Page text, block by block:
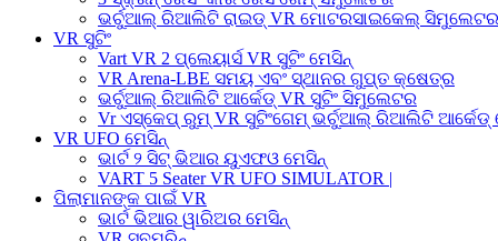
ଭର୍ଚୁଆଲ୍ ରିଆଲିଟି ରାଇଡ୍ VR ମୋଟରସାଇକେଲ୍ ସିମୁଲେଟର
VR ସୁଟିଂ
Vart VR 2 ପ୍ଲେୟାର୍ସ VR ସୁଟିଂ ମେସିନ୍
VR Arena-LBE ସମୟ ଏବଂ ସ୍ଥାନର ଗୁପ୍ତ କ୍ଷେତ୍ର
ଭର୍ଚୁଆଲ୍ ରିଆଲିଟି ଆର୍କେଡ୍ VR ସୁଟିଂ ସିମୁଲେଟର
Vr ଏସ୍କେପ୍ ରୁମ୍ VR ସୁଟିଂଗେମ୍ ଭର୍ଚୁଆଲ୍ ରିଆଲିଟି ଆର୍କେଡ୍
VR UFO ମେସିନ୍
ଭାର୍ଟ ୨ ସିଟ୍ ଭିଆର ୟୁଏଫଓ ମେସିନ୍
VART 5 Seater VR UFO SIMULATOR |
ପିଲାମାନଙ୍କ ପାଇଁ VR
ଭାର୍ଟ ଭିଆର ୱାରିଅର ମେସିନ୍